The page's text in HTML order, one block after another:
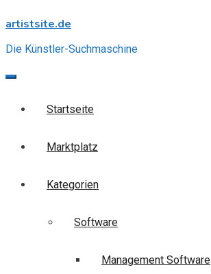
to
artistsite.de
Die Künstler-Suchmaschine
Startseite
Marktplatz
Kategorien
Software
Management Software